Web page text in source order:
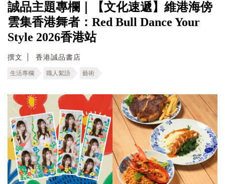
誠品主題專欄｜【文化速遞】維港海傍
雲集香港舞者：Red Bull Dance Your
Style 2026香港站
撰文 香港誠品書店
生活專欄 職人絮語 藝術